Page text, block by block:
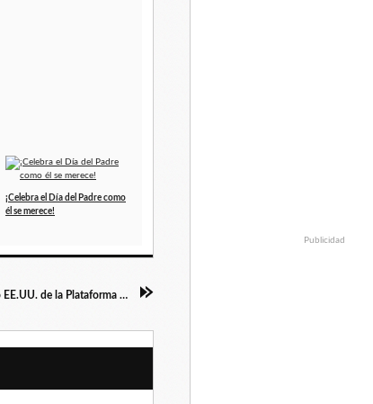
¡Celebra el Día del Padre como
él se merece!
Con instalación de capítulo EE.UU. de la Plataforma Unitaria Internacional sellan nuevo compromiso político
Publicidad